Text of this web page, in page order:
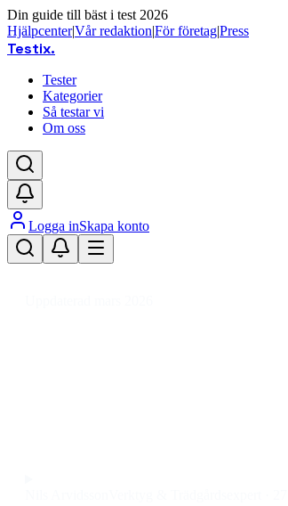
Din guide till bäst i test 2026
Hjälpcenter|Vår redaktion|För företag|Press
Testix.
Tester
Kategorier
Så testar vi
Om oss
Logga inSkapa konto